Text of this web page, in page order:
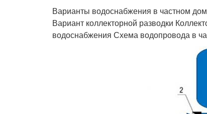
Варианты водоснабжения в частном
Вариант коллекторной разводки
водоснабжения Схема водопровода в